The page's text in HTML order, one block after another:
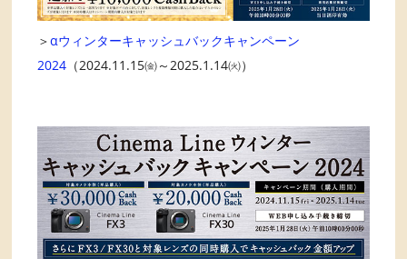
＞αウィンターキャッシュバックキャンペーン
2024 （2024.11.15㈮～2025.1.14㈫）